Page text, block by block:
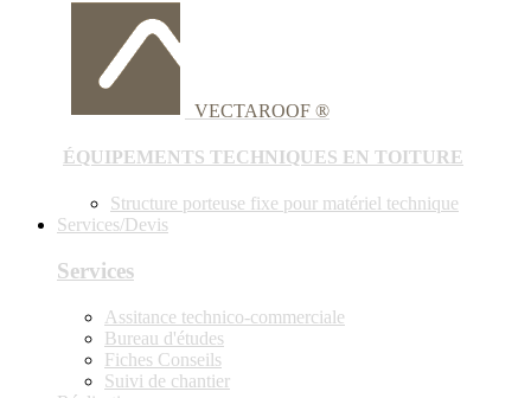
VECTAROOF ®
ÉQUIPEMENTS TECHNIQUES EN TOITURE
Structure porteuse fixe pour matériel technique
Services/Devis
Services
Assitance technico-commerciale
Bureau d'études
Fiches Conseils
Suivi de chantier